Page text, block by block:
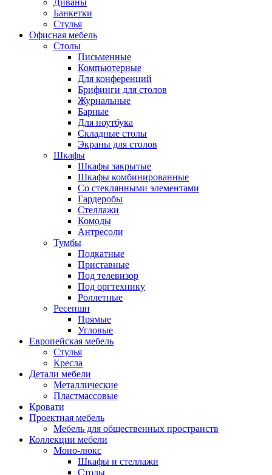
Диваны
Банкетки
Стулья
Офисная мебель
Столы
Письменные
Компьютерные
Для конференций
Брифинги для столов
Журнальные
Барные
Для ноутбука
Складные столы
Экраны для столов
Шкафы
Шкафы закрытые
Шкафы комбинированные
Со стеклянными элементами
Гардеробы
Стеллажи
Комоды
Антресоли
Тумбы
Подкатные
Приставные
Под телевизор
Под оргтехнику
Роллетные
Ресепшн
Прямые
Угловые
Европейская мебель
Стулья
Кресла
Детали мебели
Металлические
Пластмассовые
Кровати
Проектная мебель
Мебель для общественных пространств
Коллекции мебели
Моно-люкс
Шкафы и стеллажи
Столы